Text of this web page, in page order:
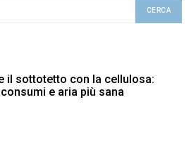
CERCA
il sottotetto con la cellulosa:
e aria più sana